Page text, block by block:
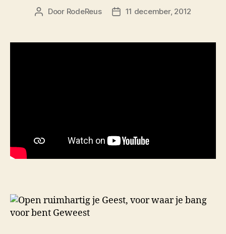
Berichtauteur
Door RodeReus Berichtdatum
11 december, 2012